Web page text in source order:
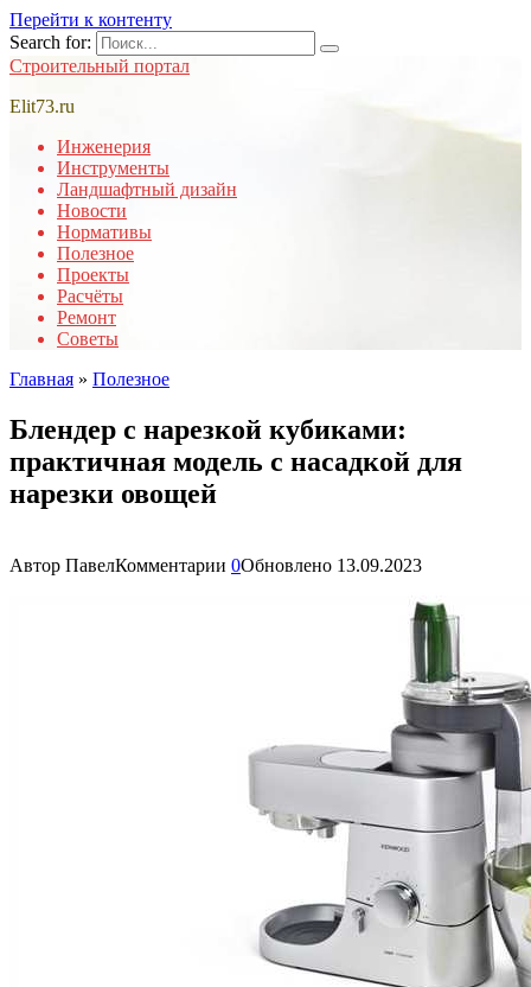
Перейти к контенту
Search for:
Строительный портал
Elit73.ru
Инженерия
Инструменты
Ландшафтный дизайн
Новости
Нормативы
Полезное
Проекты
Расчёты
Ремонт
Советы
Главная » Полезное
Блендер с нарезкой кубиками:
практичная модель с насадкой для
нарезки овощей
Автор ПавелКомментарии 0Обновлено 13.09.2023